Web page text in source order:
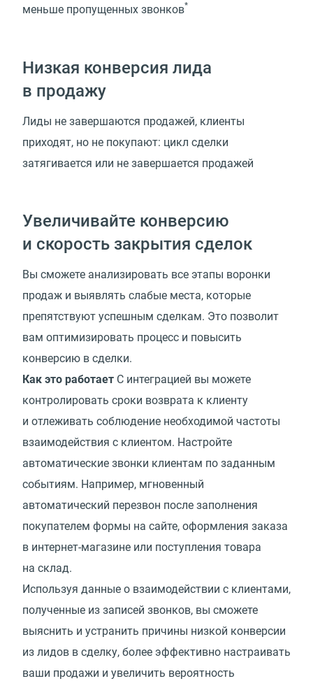
меньше пропущенных звонков*
Низкая конверсия лида
в продажу
Лиды не завершаются продажей, клиенты
приходят, но не покупают: цикл сделки
затягивается или не завершается продажей
Увеличивайте конверсию
и скорость закрытия сделок
Вы сможете анализировать все этапы воронки
продаж и выявлять слабые места, которые
препятствуют успешным сделкам. Это позволит
вам оптимизировать процесс и повысить
конверсию в сделки.
Как это работает С интеграцией вы можете
контролировать сроки возврата к клиенту
и отлеживать соблюдение необходимой частоты
взаимодействия с клиентом. Настройте
автоматические звонки клиентам по заданным
событиям. Например, мгновенный
автоматический перезвон после заполнения
покупателем формы на сайте, оформления заказа
в интернет-магазине или поступления товара
на склад.
Используя данные о взаимодействии с клиентами,
полученные из записей звонков, вы сможете
выяснить и устранить причины низкой конверсии
из лидов в сделку, более эффективно настраивать
ваши продажи и увеличить вероятность